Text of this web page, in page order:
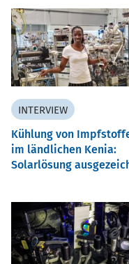
INTERVIEW
Kühlung von
im ländlichen Kenia:
Solarlösung